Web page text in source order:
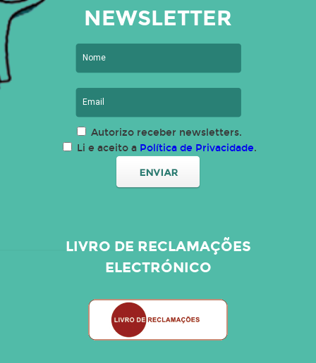
NEWSLETTER
Autorizo receber newsletters.
Li e aceito a Política de Privacidade.
LIVRO DE RECLAMAÇÕES
ELECTRÓNICO